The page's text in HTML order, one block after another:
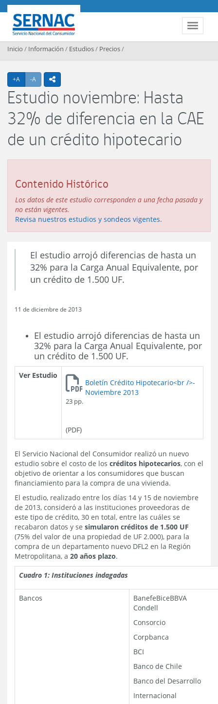
Contenido principal
Toggle
SERNAC
Inicio / Información / Estudios/ Precios/
+A Agrandar texto
-A Achicar textoicono compartir
Estudio noviembre: Hasta
32% de diferencia en la CAE
de un crédito hipotecario
Contenido Histórico
Los datos de este estudio corresponden a una fecha pasada y
no están vigentes.
Revisa nuestros estudios y sondeos vigentes.
El estudio arrojó diferencias de hasta un
32% para la Carga Anual Equivalente, por
un crédito de 1.500 UF.
11 de diciembre de 2013
El estudio arrojó diferencias de hasta un
32% para la Carga Anual Equivalente, por
un crédito de 1.500 UF.
Ver Estudio
Boletín Crédito Hipotecario<br />-
Noviembre 2013
23 pp.
(PDF)
El Servicio Nacional del Consumidor realizó un nuevo
estudio sobre el costo de los créditos hipotecarios, con el
objetivo de orientar a los consumidores que buscan
financiamiento para la compra de una vivienda.
El estudio, realizado entre los días 14 y 15 de noviembre
de 2013, consideró a las instituciones proveedoras de
este tipo de crédito, 30 en total, entre las cuáles se
recabaron datos y se simularon créditos de 1.500 UF
(75% del valor de una propiedad de UF 2.000), para la
compra de un departamento nuevo DFL2 en la Región
Metropolitana, a 20 años plazo.
Cuadro 1: Instituciones indagadas
Bancos
BanefeBiceBBVA
Condell
Consorcio
Corpbanca
BCI
Banco de Chile
Banco del Desarrollo
Internacional